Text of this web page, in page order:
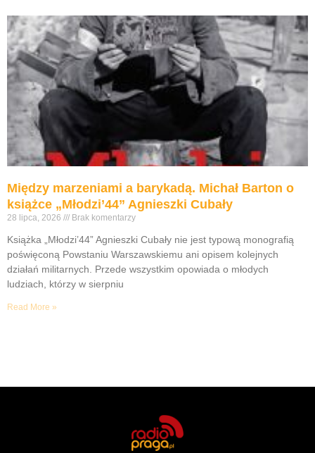
Między marzeniami a barykadą. Michał Barton o
książce „Młodzi’44” Agnieszki Cubały
28 lipca, 2026 Brak komentarzy
Książka „Młodzi’44” Agnieszki Cubały nie jest typową monografią
poświęconą Powstaniu Warszawskiemu ani opisem kolejnych
działań militarnych. Przede wszystkim opowiada o młodych
ludziach, którzy w sierpniu
Read More »